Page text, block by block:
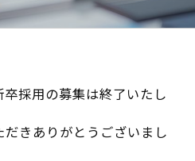
採用の募集は終了いたし
きありがとうございまし